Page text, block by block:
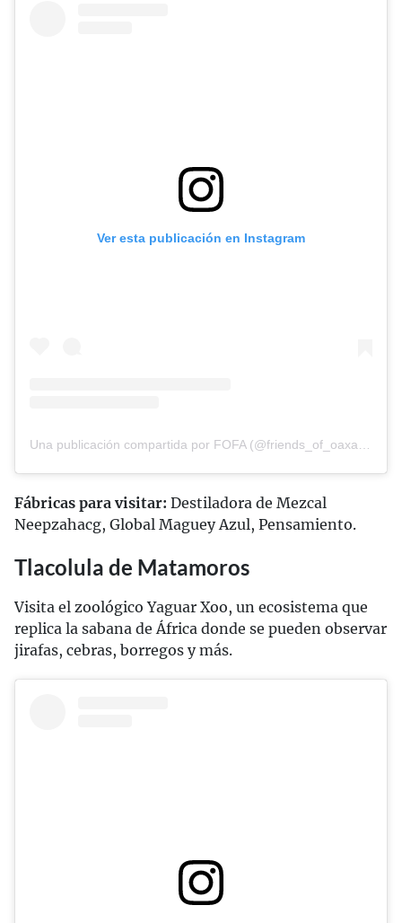
Ver esta publicación en Instagram
Fábricas para visitar: Destiladora de Mezcal
Neepzahacg, Global Maguey Azul, Pensamiento.
Tlacolula de Matamoros
Visita el zoológico Yaguar Xoo, un ecosistema que
replica la sabana de África donde se pueden observar
jirafas, cebras, borregos y más.